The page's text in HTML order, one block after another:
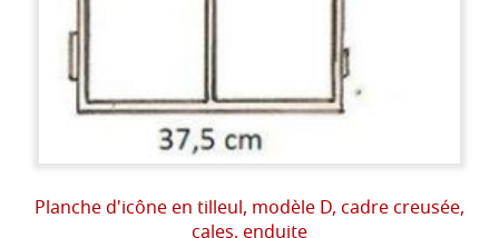
Planche d'icône en tilleul, modèle D, cadre creusée,